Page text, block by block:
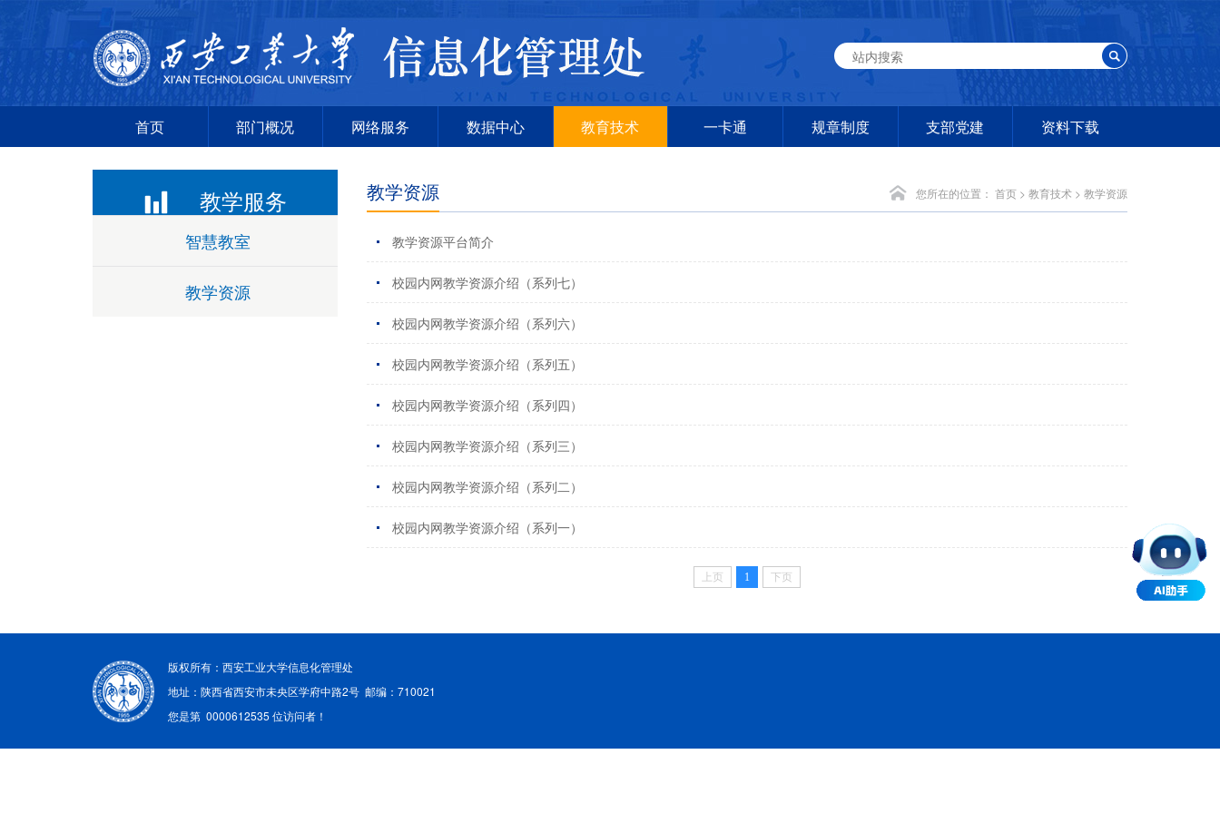
首页 部门概况 网络服务 数据中心 教育技术 一卡通 规章制度 支部党建 资料下载
教学服务
智慧教室
教学资源
教学资源 您所在的位置： 首页 > 教育技术 > 教学资源
教学资源平台简介
校园内网教学资源介绍（系列七）
校园内网教学资源介绍（系列六）
校园内网教学资源介绍（系列五）
校园内网教学资源介绍（系列四）
校园内网教学资源介绍（系列三）
校园内网教学资源介绍（系列二）
校园内网教学资源介绍（系列一）
上页 1 下页
版权所有：西安工业大学信息化管理处
地址：陕西省西安市未央区学府中路2号 邮编：710021
您是第 0000612535 位访问者！